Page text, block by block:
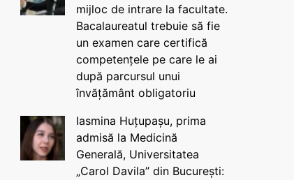
mijloc de intrare la facultate.
Bacalaureatul trebuie să fie
un examen care certifică
competențele pe care le ai
după parcursul unui
învățământ obligatoriu
Iasmina Huțupașu, prima
admisă la Medicină
Generală, Universitatea
„Carol Davila” din București: